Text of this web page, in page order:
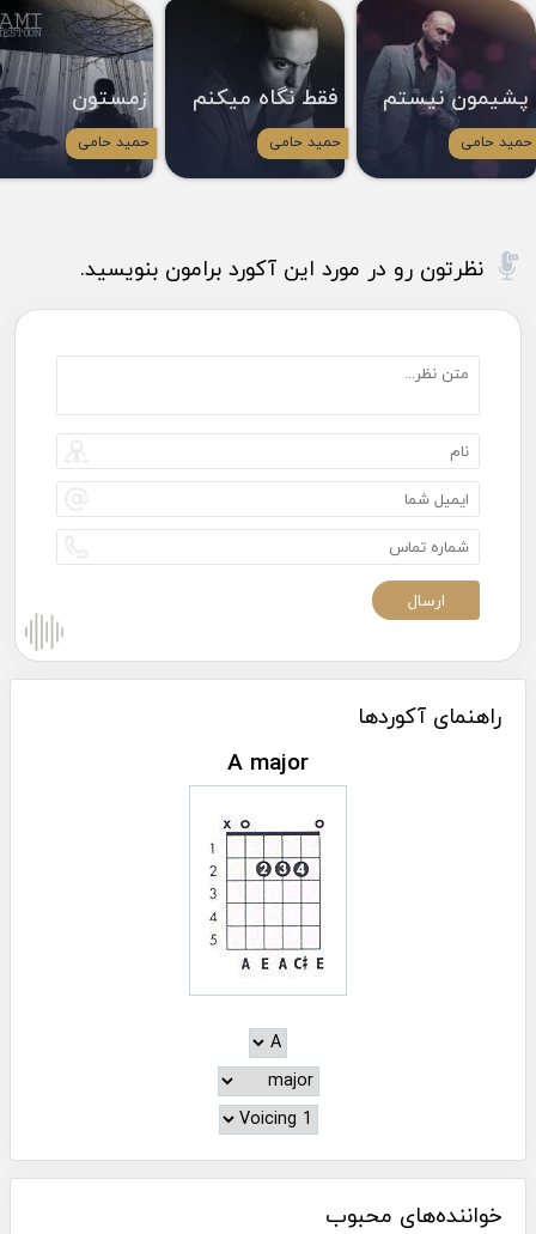
پشیمون نیستم
حمید حامی
فقط نگاه میکنم
حمید حامی
زمستون
حمید حامی
نظرتون رو در مورد این آکورد برامون بنویسید.
راهنمای آکوردها
A major
خواننده‌های محبوب